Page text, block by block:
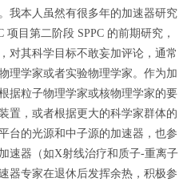
我本人虽然有很多年的加速器研究
项目第二阶段 SPPC 的前期研究，
对其科学目标不敢妄加评论，通常
理学家或者实验物理学家。作为加
据粒子物理学家或核物理学家的要
置，或者根据更大的科学家群体的
台的光源和中子源的加速器，也参
速器（如X射线治疗和质子-重离子
器专家在退休后发挥余热，积极参